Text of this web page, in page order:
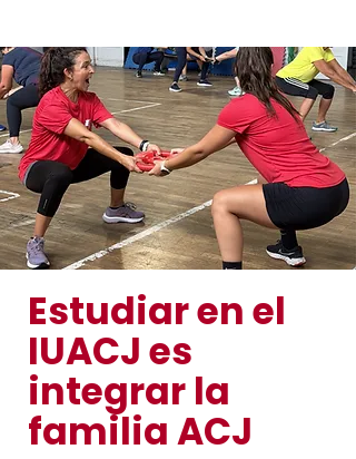
Estudiar en el
IUACJ es
integrar la
familia ACJ